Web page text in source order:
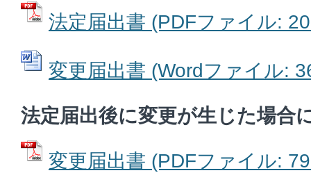
法定届出書 (PDFファイル:
変更届出書 (Wordファイル:
法定届出後に変更が生じた場合
変更届出書 (PDFファイル: